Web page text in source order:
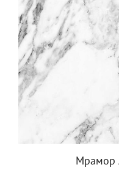
Мрамор